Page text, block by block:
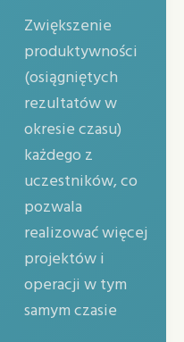
Zwiększenie
produktywności
(osiągniętych
rezultatów w
okresie czasu)
każdego z
uczestników, co
pozwala
realizować więcej
projektów i
operacji w tym
samym czasie